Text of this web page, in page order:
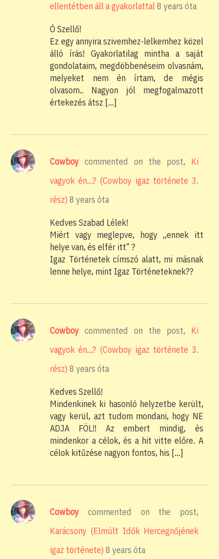
ellentétben áll a gyakorlattal8 years óta
Ó Szellő!
Ez egy annyira szivemhez-lelkemhez közel
álló írás! Gyakorlatilag mintha a saját
gondolataim, megdöbbenéseim olvasnám,
melyeket nem én írtam, de mégis
olvasom.. Nagyon jól megfogalmazott
értekezés átsz […]
Cowboy commented on the post, Ki
vagyok én…? (Cowboy igaz története 3.
rész) 8 years óta
Kedves Szabad Lélek!
Miért vagy meglepve, hogy ,,ennek itt
helye van, és elfér itt” ?
Igaz Történetek címszó alatt, mi másnak
lenne helye, mint Igaz Történeteknek??
Cowboy commented on the post, Ki
vagyok én…? (Cowboy igaz története 3.
rész) 8 years óta
Kedves Szellő!
Mindenkinek ki hasonló helyzetbe került,
vagy kerül, azt tudom mondani, hogy NE
ADJA FÖL!! Az embert mindig, és
mindenkor a célok, és a hit vitte előre. A
célok kitűzése nagyon fontos, his […]
Cowboy commented on the post,
Karácsony (Elmúlt Idők Hercegnőjének
igaz története) 8 years óta